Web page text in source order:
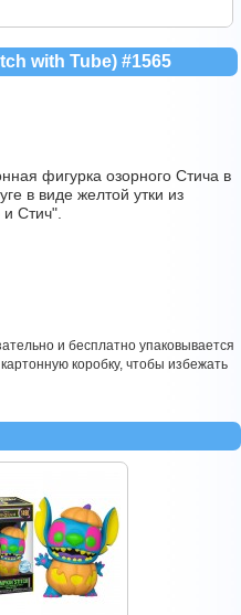
with Tube) #1565
фигурка озорного Стича в
в виде желтой утки из
Стич".
и бесплатно упаковывается
коробку, чтобы избежать